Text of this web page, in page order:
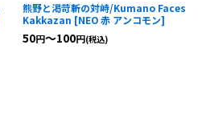
熊野と渇苛斬の対峙/Kumano Faces
Kakkazan [NEO 赤 アンコモン]
50円～100円(税込)